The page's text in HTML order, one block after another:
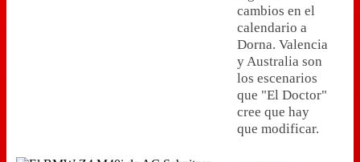
cambios en el
calendario a
Dorna. Valencia
y Australia son
los escenarios
que "El Doctor"
cree que hay
que modificar.